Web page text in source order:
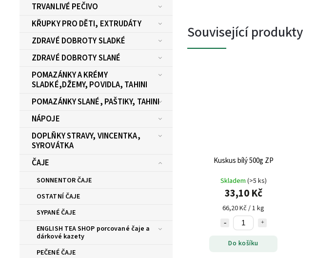
TRVANLIVÉ PEČIVO
KŘUPKY PRO DĚTI, EXTRUDÁTY
ZDRAVÉ DOBROTY SLADKÉ
ZDRAVÉ DOBROTY SLANÉ
POMAZÁNKY A KRÉMY
SLADKÉ,DŽEMY, POVIDLA, TAHINI
POMAZÁNKY SLANÉ, PAŠTIKY, TAHINI
NÁPOJE
DOPLŇKY STRAVY, VINCENTKA,
SYROVÁTKA
ČAJE
SONNENTOR ČAJE
OSTATNÍ ČAJE
SYPANÉ ČAJE
ENGLISH TEA SHOP porcované čaje a
dárkové kazety
PEČENÉ ČAJE
Související produkty
Kuskus bílý 500g ZP
Skladem (>5 ks)
33,10 Kč
66,20 Kč / 1 kg
Do košíku